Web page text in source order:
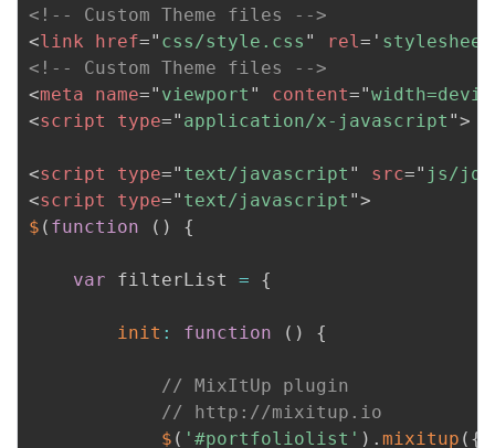
<!-- Custom Theme files -->
<link href=" css/style.css " rel = ' stylesheet
<!-- Custom Theme files -->
<meta name=" viewport " content="
<script type=" application/x-javascript ">
<script type=" text/javascript " src=" js/
<script type=" text/javascript ">
$ ( function ( ) {
var filterList = {
init : function ( ) {
// MixItUp plugin
// http://mixitup.io
$ ( '#portfoliolist' ) . mixitup ( {